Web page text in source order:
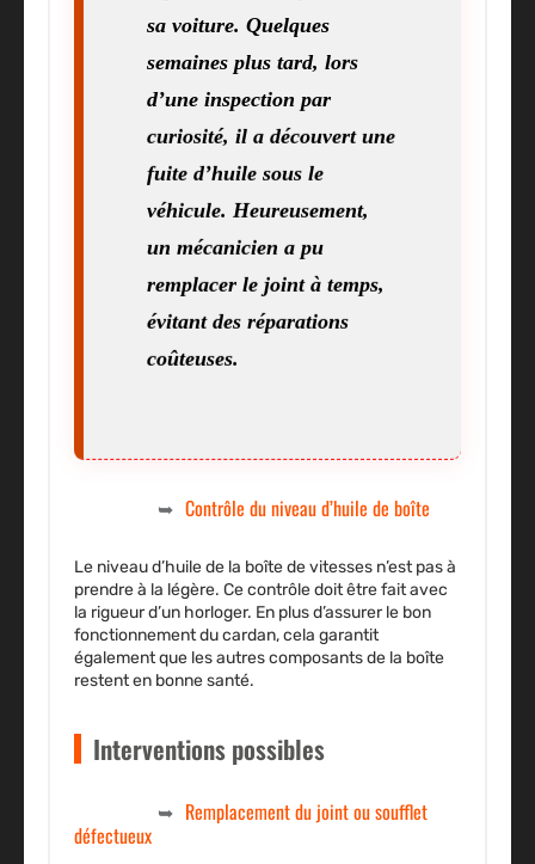
sa voiture. Quelques
semaines plus tard, lors
d’une inspection par
curiosité, il a découvert une
fuite d’huile sous le
véhicule. Heureusement,
un mécanicien a pu
remplacer le joint à temps,
évitant des réparations
coûteuses.
Contrôle du niveau d’huile de boîte
Le niveau d’huile de la boîte de vitesses n’est pas à
prendre à la légère. Ce contrôle doit être fait avec
la rigueur d’un horloger. En plus d’assurer le bon
fonctionnement du cardan, cela garantit
également que les autres composants de la boîte
restent en bonne santé.
Interventions possibles
Remplacement du joint ou soufflet
défectueux